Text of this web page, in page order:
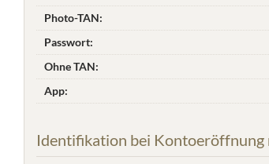
Photo-TAN:
Passwort:
Ohne TAN:
App:
Identifikation bei Kontoeröffnung